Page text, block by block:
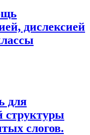
дислексией
для
структуры
слогов.